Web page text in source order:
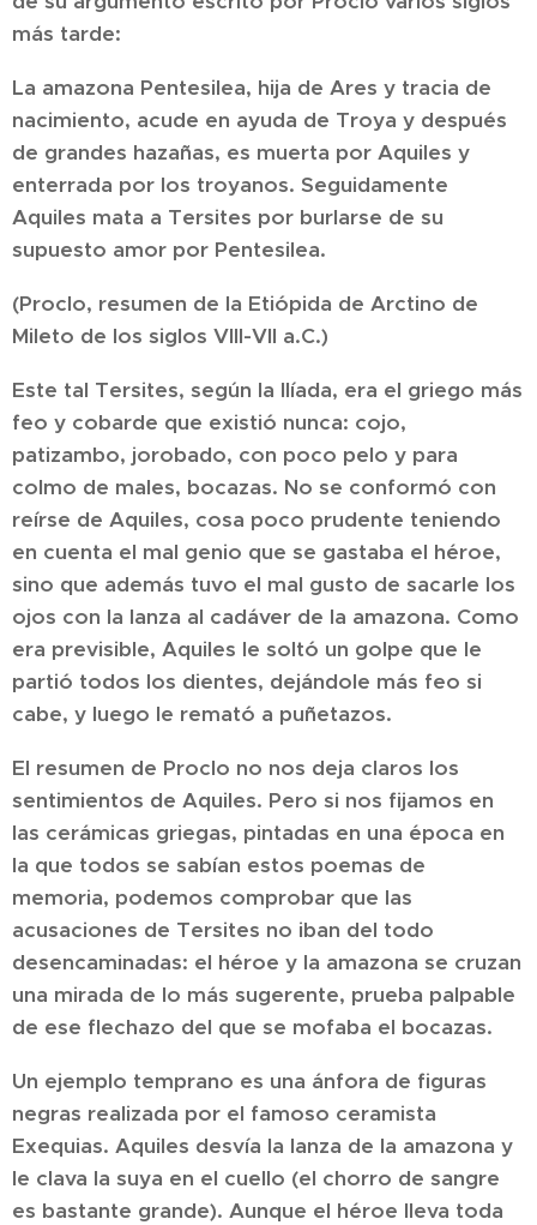
más tarde:
La amazona Pentesilea, hija de Ares y tracia de
nacimiento, acude en ayuda de Troya y después
de grandes hazañas, es muerta por Aquiles y
enterrada por los troyanos. Seguidamente
Aquiles mata a Tersites por burlarse de su
supuesto amor por Pentesilea.
(Proclo, resumen de la Etiópida de Arctino de
Mileto de los siglos VIII-VII a.C.)
Este tal Tersites, según la Ilíada, era el griego más
feo y cobarde que existió nunca: cojo,
patizambo, jorobado, con poco pelo y para
colmo de males, bocazas. No se conformó con
reírse de Aquiles, cosa poco prudente teniendo
en cuenta el mal genio que se gastaba el héroe,
sino que además tuvo el mal gusto de sacarle los
ojos con la lanza al cadáver de la amazona. Como
era previsible, Aquiles le soltó un golpe que le
partió todos los dientes, dejándole más feo si
cabe, y luego le remató a puñetazos.
El resumen de Proclo no nos deja claros los
sentimientos de Aquiles. Pero si nos fijamos en
las cerámicas griegas, pintadas en una época en
la que todos se sabían estos poemas de
memoria, podemos comprobar que las
acusaciones de Tersites no iban del todo
desencaminadas: el héroe y la amazona se cruzan
una mirada de lo más sugerente, prueba palpable
de ese flechazo del que se mofaba el bocazas.
Un ejemplo temprano es una ánfora de figuras
negras realizada por el famoso ceramista
Exequias. Aquiles desvía la lanza de la amazona y
le clava la suya en el cuello (el chorro de sangre
es bastante grande). Aunque el héroe lleva toda